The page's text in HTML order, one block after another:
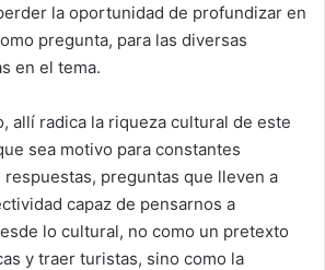
la oportunidad de profundizar en
pregunta, para las diversas
en el tema.
allí radica la riqueza cultural de este
sea motivo para constantes
respuestas, preguntas que lleven a
capaz de pensarnos a
lo cultural, no como un pretexto
y traer turistas, sino como la